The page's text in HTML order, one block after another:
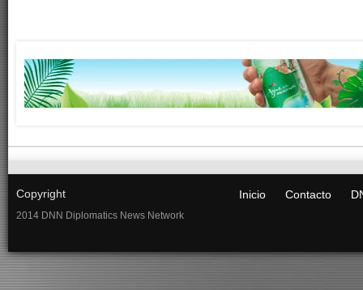
Copyright
2014 DNN Diplomatics News Network
Inicio Contacto